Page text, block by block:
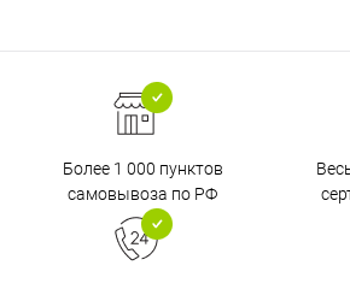
Более 1 000 пунктов
самовывоза по РФ